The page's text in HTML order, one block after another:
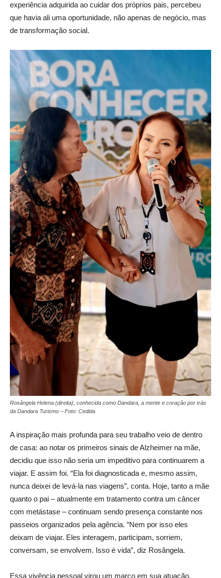
experiência adquirida ao cuidar dos próprios pais, percebeu
que havia ali uma oportunidade, não apenas de negócio, mas
de transformação social.
Rosângela Helena (direita), conhecida como Dandara, a mente e coração por trás
da Dandara Turismo – Foto: Cedida
A inspiração mais profunda para seu trabalho veio de dentro
de casa: ao notar os primeiros sinais de Alzheimer na mãe,
decidiu que isso não seria um impeditivo para continuarem a
viajar. E assim foi. “Ela foi diagnosticada e, mesmo assim,
nunca deixei de levá-la nas viagens”, conta. Hoje, tanto a mãe
quanto o pai – atualmente em tratamento contra um câncer
com metástase – continuam sendo presença constante nos
passeios organizados pela agência. “Nem por isso eles
deixam de viajar. Eles interagem, participam, sorriem,
conversam, se envolvem. Isso é vida”, diz Rosângela.
Essa vivência pessoal virou um marco em sua atuação.